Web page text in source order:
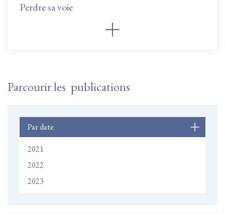
Perdre sa voie
Parcourir les publications
Par date
2021
2022
2023